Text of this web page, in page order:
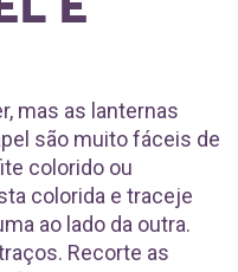
mas as lanternas
são muito fáceis de
colorido ou
colorida e traceje
ao lado da outra.
Recorte as